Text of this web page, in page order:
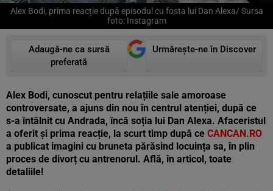
Alex Bodi, prima reacție după episodul cu fosta lui Dan Alexa/ Sursa
foto: Instagram
Adaugă-ne ca sursă
preferată
Urmărește-ne în Discover
Alex Bodi, cunoscut pentru relațiile sale amoroase
controversate, a ajuns din nou în centrul atenției, după ce
s-a întâlnit cu Andrada, încă soția lui Dan Alexa. Afaceristul
a oferit și prima reacție, la scurt timp după ce CANCAN.RO
a publicat imagini cu bruneta părăsind locuința sa, în plin
proces de divorț cu antrenorul. Află, în articol, toate
detaliile!